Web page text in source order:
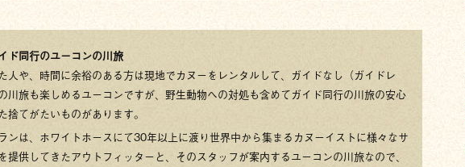
ド同行のユーコンの川旅
人や、時間に余裕のある方は現地でカヌーをレンタルして、ガイドなし（ガイドレ
川旅も楽しめるユーコンですが、野生動物への対処も含めてガイド同行の川旅の安心
捨てがたいものがあります。
ンは、ホワイトホースにて30年以上に渡り世界中から集まるカヌーイストに様々なサ
提供してきたアウトフィッターと、そのスタッフが案内するユーコンの川旅なので、